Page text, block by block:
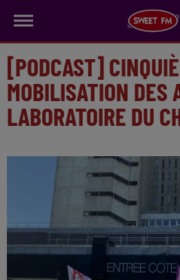
[PODCAST]
MOBILISATION DES
LABORATOIRE DU